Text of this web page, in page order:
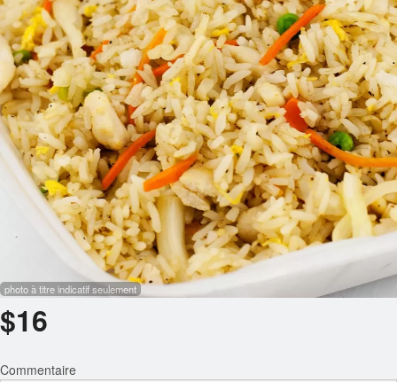
Rechercher
photo à titre indicatif seulement
$16
Commentaire